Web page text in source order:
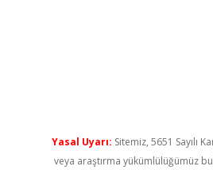
Yasal Uyarı: Sitemiz, 5651 Sayılı
veya araştırma yükümlülüğümüz